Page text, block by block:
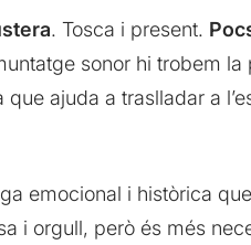
. Tosca i present.
sonor hi trobem
ajuda a traslladar a
emocional i històrica
i orgull, però és més